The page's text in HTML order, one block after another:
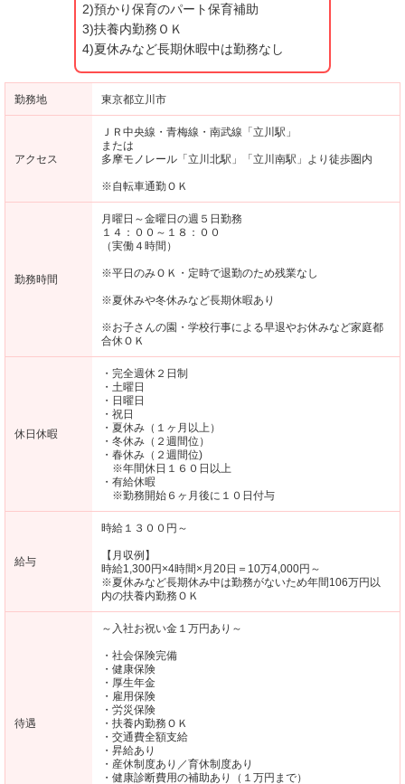
2)預かり保育のパート保育補助
3)扶養内勤務ＯＫ
4)夏休みなど長期休暇中は勤務なし
勤務地 東京都立川市
アクセス
ＪＲ中央線・青梅線・南武線「立川駅」
または
多摩モノレール「立川北駅」「立川南駅」より徒歩圏内
※自転車通勤ＯＫ
勤務時間
月曜日～金曜日の週５日勤務
１４：００～１８：００
（実働４時間）
※平日のみＯＫ・定時で退勤のため残業なし
※夏休みや冬休みなど長期休暇あり
※お子さんの園・学校行事による早退やお休みなど家庭都
合休ＯＫ
休日休暇
・完全週休２日制
・土曜日
・日曜日
・祝日
・夏休み（１ヶ月以上）
・冬休み（２週間位）
・春休み（２週間位)
※年間休日１６０日以上
・有給休暇
※勤務開始６ヶ月後に１０日付与
給与
時給１３００円～
【月収例】
時給1,300円×4時間×月20日＝10万4,000円～
※夏休みなど長期休み中は勤務がないため年間106万円以
内の扶養内勤務ＯＫ
待遇
～入社お祝い金１万円あり～
・社会保険完備
・健康保険
・厚生年金
・雇用保険
・労災保険
・扶養内勤務ＯＫ
・交通費全額支給
・昇給あり
・産休制度あり／育休制度あり
・健康診断費用の補助あり（１万円まで）